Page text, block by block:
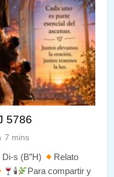
5786
7 mins
s (B”H)
Relato
🕯
Para compartir y